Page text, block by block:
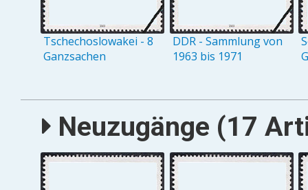
Tschechoslowakei - 8
Ganzsachen
DDR - Sammlung von
1963 bis 1971
Neuzugänge (17